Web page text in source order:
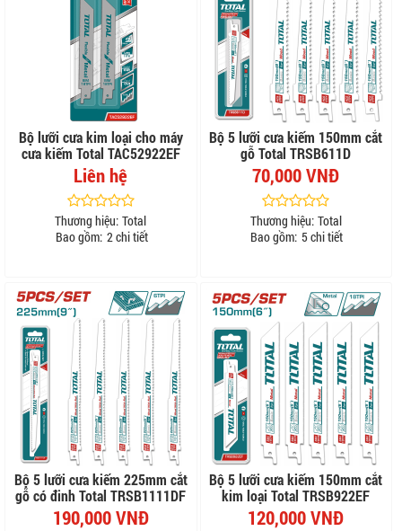
Bộ lưỡi cưa kim loại cho máy
cưa kiếm Total TAC52922EF
Liên hệ
Thương hiệu: Total
Bao gồm: 2 chi tiết
Bộ 5 lưỡi cưa kiếm 150mm cắt
gỗ Total TRSB611D
70,000 VNĐ
Thương hiệu: Total
Bao gồm: 5 chi tiết
Bộ 5 lưỡi cưa kiếm 225mm cắt
gỗ có đinh Total TRSB1111DF
190,000 VNĐ
Bộ 5 lưỡi cưa kiếm 150mm cắt
kim loại Total TRSB922EF
120,000 VNĐ